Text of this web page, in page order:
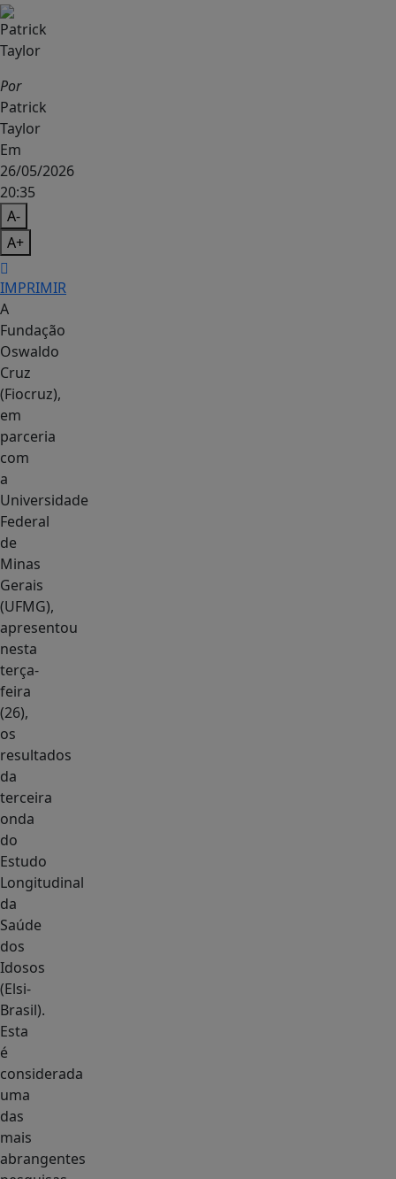
Por
Patrick
Taylor
Em
26/05/2026
20:35
A-
A+
IMPRIMIR
A
Fundação
Oswaldo
Cruz
(Fiocruz),
em
parceria
com
a
Universidade
Federal
de
Minas
Gerais
(UFMG),
apresentou
nesta
terça-
feira
(26),
os
resultados
da
terceira
onda
do
Estudo
Longitudinal
da
Saúde
dos
Idosos
(Elsi-
Brasil).
Esta
é
considerada
uma
das
mais
abrangentes